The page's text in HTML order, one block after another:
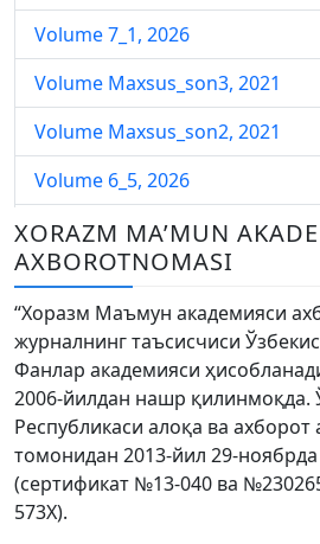
Volume 7_1, 2026
Volume Maxsus_son3, 2021
Volume Maxsus_son2, 2021
Volume 6_5, 2026
Volume 6_4, 2026
Volume 6_3, 2026
Volume 6_2, 2026
Volume 6_1, 2026
Volume MAXSUS_SON, 2022
Volume 3_2, 2020
Volume 3_1, 2020
XORAZM MA’MUN
AXBOROTNOMASI
“Хоразм Маъмун академияси
журналнинг таъсисчиси
Фанлар академияси
2006-йилдан нашр қилинмоқда.
Республикаси алоқа ва ахборот
томонидан 2013-йил 29-ноябрда
(сертификат №13-040 ва
573Х).